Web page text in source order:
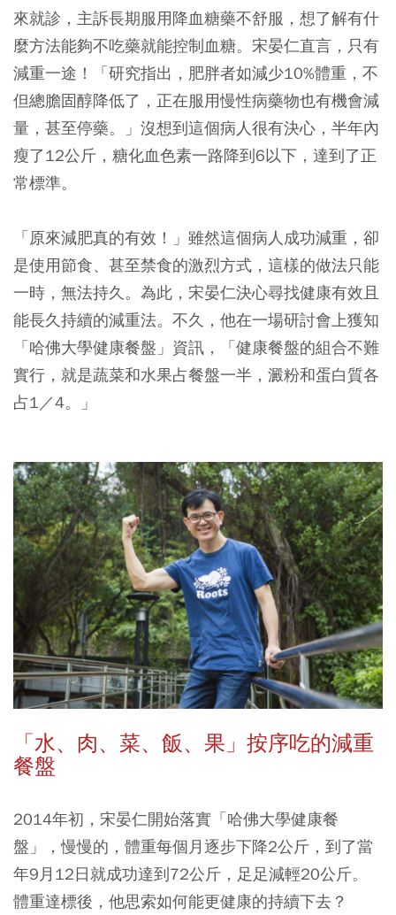
來就診，主訴長期服用降血糖藥不舒服，想了解有什
麼方法能夠不吃藥就能控制血糖。宋晏仁直言，只有
減重一途！「研究指出，肥胖者如減少10%體重，不
但總膽固醇降低了，正在服用慢性病藥物也有機會減
量，甚至停藥。」沒想到這個病人很有決心，半年內
瘦了12公斤，糖化血色素一路降到6以下，達到了正
常標準。
「原來減肥真的有效！」雖然這個病人成功減重，卻
是使用節食、甚至禁食的激烈方式，這樣的做法只能
一時，無法持久。為此，宋晏仁決心尋找健康有效且
能長久持續的減重法。不久，他在一場研討會上獲知
「哈佛大學健康餐盤」資訊，「健康餐盤的組合不難
實行，就是蔬菜和水果占餐盤一半，澱粉和蛋白質各
占1／4。」
「水、肉、菜、飯、果」按序吃的減重
餐盤
2014年初，宋晏仁開始落實「哈佛大學健康餐
盤」，慢慢的，體重每個月逐步下降2公斤，到了當
年9月12日就成功達到72公斤，足足減輕20公斤。
體重達標後，他思索如何能更健康的持續下去？